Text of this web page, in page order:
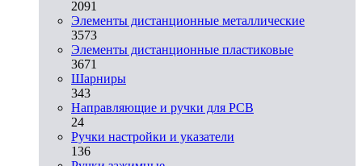
2091
Элементы дистанционные металлические
3573
Элементы дистанционные пластиковые
3671
Шарниры
343
Направляющие и ручки для PCB
24
Ручки настройки и указатели
136